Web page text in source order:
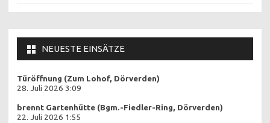
NEUESTE EINSÄTZE
Türöffnung (Zum Lohof, Dörverden)
28. Juli 2026 3:09
brennt Gartenhütte (Bgm.-Fiedler-Ring, Dörverden)
22. Juli 2026 1:55